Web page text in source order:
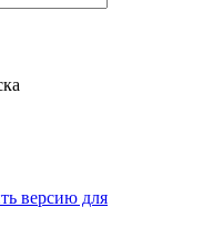
версию для